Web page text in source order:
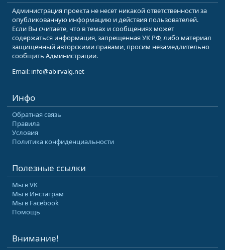
Администрация проекта не несет никакой ответственности за
опубликованную информацию и действия пользователей.
Если Вы считаете, что в темах и сообщениях может
содержаться информация, запрещенная УК РФ, либо материал
защищенный авторскими правами, просим незамедлительно
сообщить Администрации.
Email: info@abirvalg.net
Инфо
Обратная связь
Правила
Условия
Политика конфиденциальности
Полезные ссылки
Мы в VK
Мы в Инстаграм
Мы в Facebook
Помощь
Внимание!